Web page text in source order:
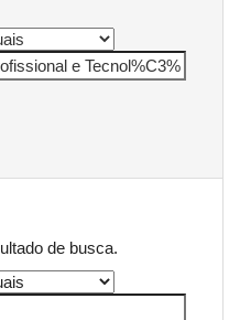
de busca.